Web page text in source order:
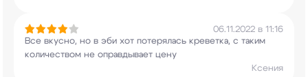
06.11.2022 в 11:16
Все вкусно, но в эби хот потерялась креветка, с таким
количеством не оправдывает цену
Ксения